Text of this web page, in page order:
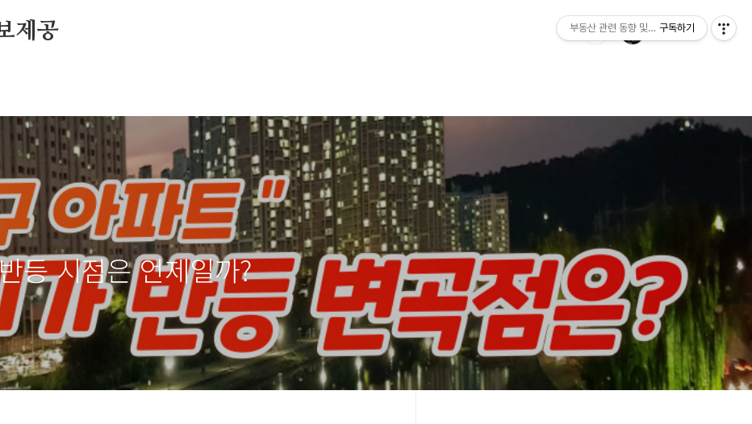
제공
등 시점은 언제일까?
부동산 관련 동향 및 정보제공
구독하기